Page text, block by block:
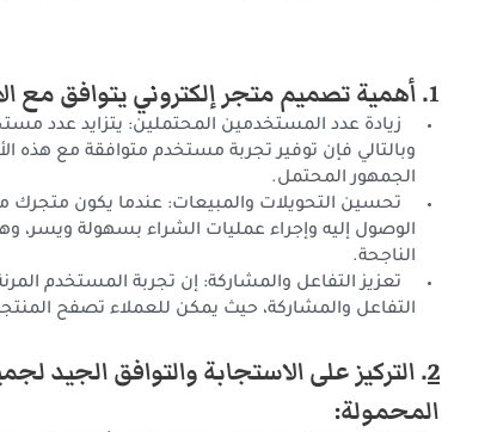
1. أهمية تصميم متجر إلكتروني يتوافق مع
زيادة عدد المستخدمين المحتملين: يتزايد عدد
وبالتالي فإن توفير تجربة مستخدم متوافقة مع
الجمهور المحتمل.
تحسين التحويلات والمبيعات: عندما يكون متجرك
الوصول إليه وإجراء عمليات الشراء بسهولة ويسر،
الناجحة.
تعزيز التفاعل والمشاركة: إن تجربة المستخدم
التفاعل والمشاركة، حيث يمكن للعملاء تصفح
2. التركيز على الاستجابة والتوافق الجيد
المحمولة: